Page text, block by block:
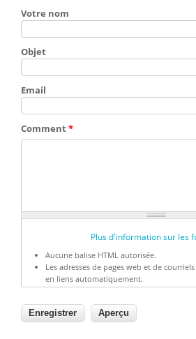
Votre nom
Objet
Email
Comment*
Plus d'information sur les
Aucune balise HTML autorisée.
Les adresses de pages web et de
en liens automatiquement.